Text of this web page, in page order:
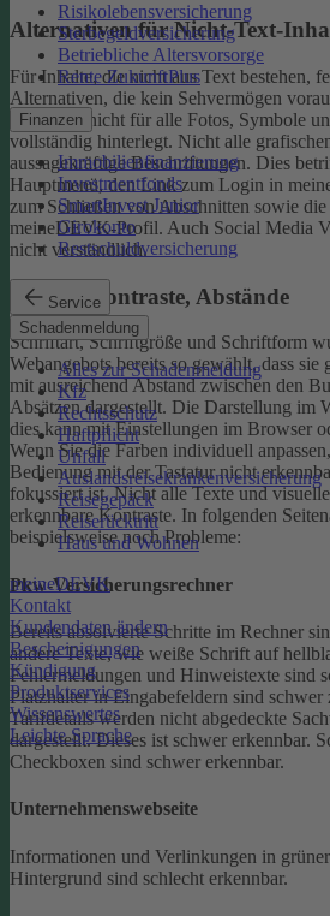
Risikolebensversicherung
Sterbegeldversicherung
Betriebliche Altersvorsorge
Rente ZukunftPlus
Finanzen
Immobilienfinanzierung
Investmentfonds
SmartInvest Junior
Girokonto
Restschuldversicherung
Service
Schadenmeldung
Alles zur Schadenmeldung
Kfz
Rechtsschutz
Haftpflicht
Unfall
Auslandsreisekrankenversicherung
Reisegepäck
Reiserücktritt
Haus und Wohnen
meineDEVK
Kontakt
Kundendaten ändern
Bescheinigungen
Kündigung
Produktservices
Wissenswertes
Leichte Sprache
Alternativen für Nicht-Text-
Für Inhalte, die nicht aus Text bestehen,
Alternativen, die kein Sehvermögen
sind noch nicht für alle Fotos, Symbole
vollständig hinterlegt. Nicht alle
aussagekräftige Beschriftungen. Dies
Hauptmenü, den Link zum Login in
zum Schließen von Abschnitten sowie
meineDEVK-Profil. Auch Social Media
nicht verständlich.
Schrift, Kontraste, Abstände
Schriftart, Schriftgröße und Schriftform
Webangebots bereits so gewählt, dass sie
mit ausreichend Abstand zwischen den
Absätzen dargestellt. Die Darstellung im
dies kann mit Einstellungen im Browser
Wenn Sie die Farben individuell
Bedienung mit der Tastatur nicht
fokussiert ist.Nicht alle Texte und
erkennbare Kontraste. In folgenden
beispielsweise noch Probleme:
Pkw-Versicherungsrechner
Bereits absolvierte Schritte im Rechner
andere Texte, wie weiße Schrift auf
Fehlermeldungen und Hinweistexte sind
Platzhalter in Eingabefeldern sind schwer
Tarifdetails werden nicht abgedeckte
dargestellt. Dieses ist schwer erkennbar.
Checkboxen sind schwer erkennbar.
Unternehmenswebseite
Informationen und Verlinkungen in
Hintergrund sind schlecht erkennbar.